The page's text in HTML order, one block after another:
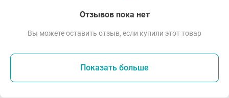
Отзывов пока нет
Вы можете оставить отзыв, если купили этот товар
Показать больше